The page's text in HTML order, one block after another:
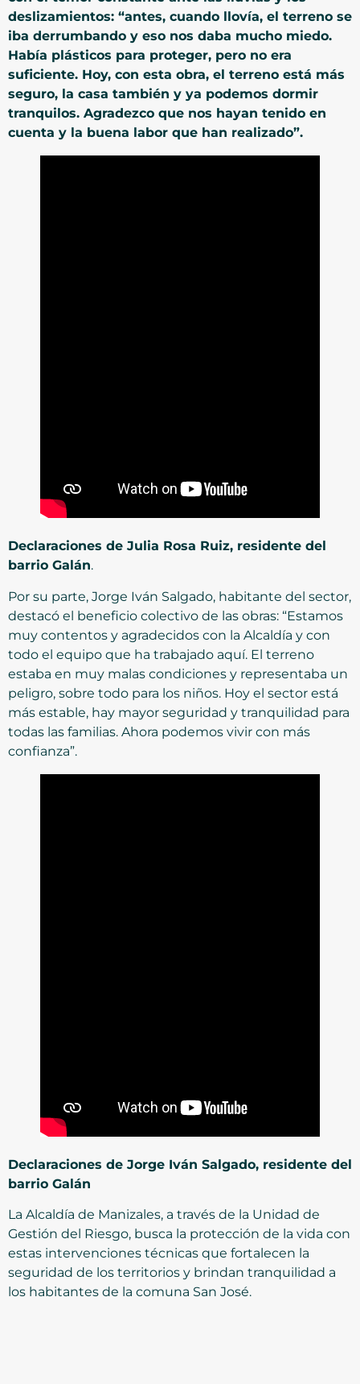
deslizamientos: “antes, cuando llovía, el terreno se
iba derrumbando y eso nos daba mucho miedo.
Había plásticos para proteger, pero no era
suficiente. Hoy, con esta obra, el terreno está más
seguro, la casa también y ya podemos dormir
tranquilos. Agradezco que nos hayan tenido en
cuenta y la buena labor que han realizado”.
Declaraciones de Julia Rosa Ruiz, residente del
barrio Galán.
Por su parte, Jorge Iván Salgado, habitante del sector,
destacó el beneficio colectivo de las obras: “Estamos
muy contentos y agradecidos con la Alcaldía y con
todo el equipo que ha trabajado aquí. El terreno
estaba en muy malas condiciones y representaba un
peligro, sobre todo para los niños. Hoy el sector está
más estable, hay mayor seguridad y tranquilidad para
todas las familias. Ahora podemos vivir con más
confianza”.
Declaraciones de Jorge Iván Salgado, residente del
barrio Galán
La Alcaldía de Manizales, a través de la Unidad de
Gestión del Riesgo, busca la protección de la vida con
estas intervenciones técnicas que fortalecen la
seguridad de los territorios y brindan tranquilidad a
los habitantes de la comuna San José.